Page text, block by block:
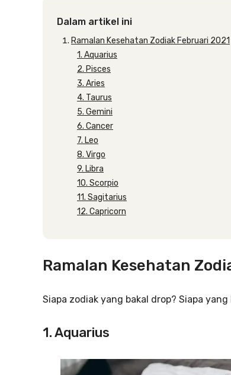
Dalam artikel ini
Ramalan Kesehatan Zodiak Februari 2021
1. Aquarius
2. Pisces
3. Aries
4. Taurus
5. Gemini
6. Cancer
7. Leo
8. Virgo
9. Libra
10. Scorpio
11. Sagitarius
12. Capricorn
Ramalan Kesehatan
Siapa zodiak yang bakal drop? Siapa
1. Aquarius